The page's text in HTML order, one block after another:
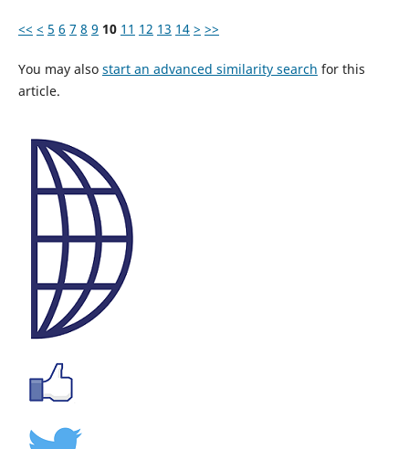
<< < 5 6 7 8 9 10 11 12 13 14 > >>
You may also start an advanced similarity search for this
article.